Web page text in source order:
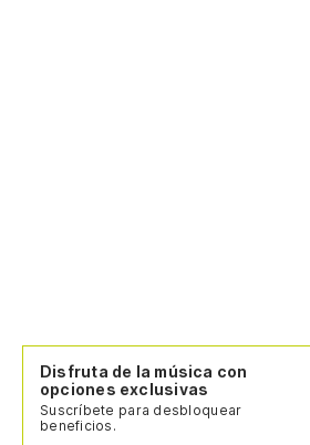
Disfruta de la música con
opciones exclusivas
Suscríbete para desbloquear
beneficios.